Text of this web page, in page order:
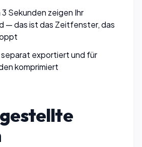
Sekunden zeigen Ihr
— das ist das Zeitfenster, das
separat exportiert und für
komprimiert